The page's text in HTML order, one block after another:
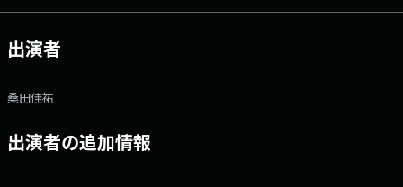
出演者
桑田佳祐
出演者の追加情報